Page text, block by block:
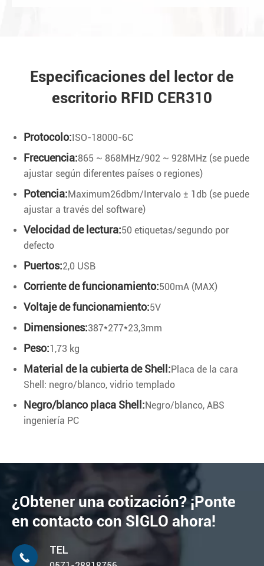
Especificaciones del lector de
escritorio RFID CER310
Protocolo: ISO-18000-6C
Frecuencia:865 ~ 868MHz/902 ~ 928MHz (se puede
ajustar según diferentes países o regiones)
Potencia: Maximum26dbm/Intervalo ± 1db (se puede
ajustar a través del software)
Velocidad de lectura:50 etiquetas/segundo por
defecto
Puertos:2,0 USB
Corriente de funcionamiento:500mA (MAX)
Voltaje de funcionamiento:5V
Dimensiones:387*277*23,3mm
Peso:1,73 kg
Material de la cubierta de Shell: Placa de la cara
Shell: negro/blanco, vidrio templado
Negro/blanco placa Shell: Negro/blanco, ABS
ingeniería PC
¿Obtener una cotización? ¡Ponte
en contacto con SIGLO ahora!

TEL